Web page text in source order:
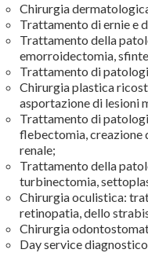
Chirurgia
Trattamento di ernie e
Trattamento della
emorroidectomia,
Trattamento di
Chirurgia plastica
asportazione di lesioni
Trattamento di
flebectomia, creazione
renale;
Trattamento della
turbinectomia,
Chirurgia oculistica:
retinopatia, dello
Chirurgia
Day service